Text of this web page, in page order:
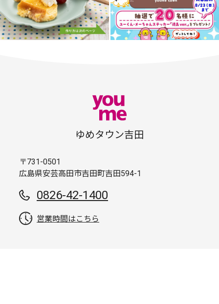
ゆめタウン吉田
〒731-0501
広島県安芸高田市吉田町吉田594-1
0826-42-1400
営業時間はこちら